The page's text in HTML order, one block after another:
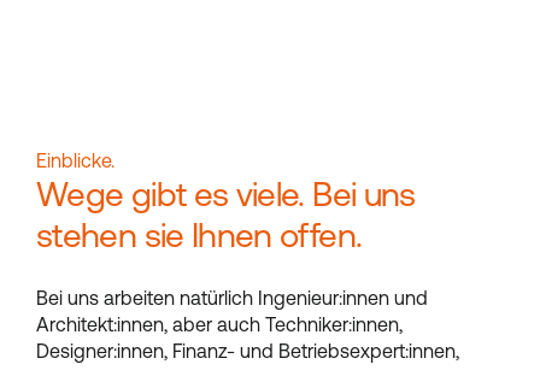
Einblicke.
Wege gibt es viele. Bei uns
stehen sie Ihnen offen.
Bei uns arbeiten natürlich Ingenieur:innen und
Architekt:innen, aber auch Techniker:innen,
Designer:innen, Finanz- und Betriebsexpert:innen,